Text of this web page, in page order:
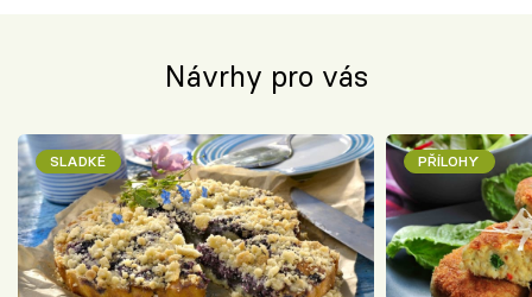
Návrhy pro vás
SLADKÉ PŘÍLOHY